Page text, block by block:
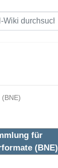
für
(BNE)